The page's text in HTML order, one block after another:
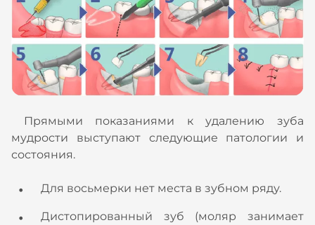
Прямыми показаниями к удалению зуба
мудрости выступают следующие патологии и
состояния.
Для восьмерки нет места в зубном ряду.
Дистопированный зуб (моляр занимает